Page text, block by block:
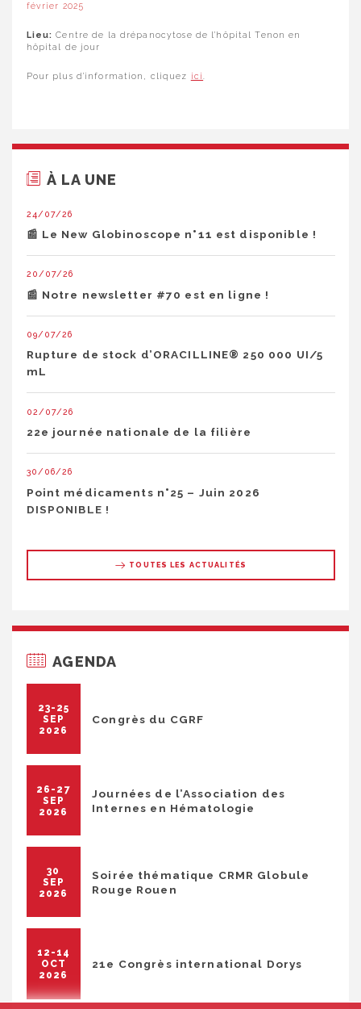
février 2025
Lieu: Centre de la drépanocytose de l’hôpital Tenon en
hôpital de jour
Pour plus d’information, cliquez ici
À LA UNE
24/07/26
📰 Le New Globinoscope n°11 est disponible !
20/07/26
📰 Notre newsletter #70 est en ligne !
09/07/26
Rupture de stock d’ORACILLINE® 250 000 UI/5
mL
02/07/26
22e journée nationale de la filière
30/06/26
Point médicaments n°25 – Juin 2026
DISPONIBLE !
TOUTES LES ACTUALITÉS
AGENDA
23-25
SEP
2026
Congrès du CGRF
26-27
SEP
2026
Journées de l’Association des
Internes en Hématologie
30
SEP
2026
Soirée thématique CRMR Globule
Rouge Rouen
12-14
OCT
2026
21e Congrès international Dorys